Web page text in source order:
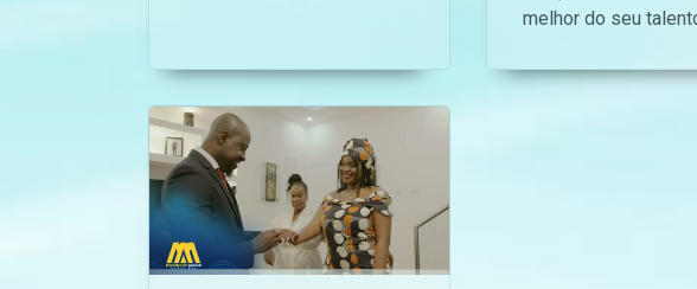
afastado dela e envolvido
com a mesma pessoa que
a sua noiva anda à procura.
melhor do seu
muitos dessas